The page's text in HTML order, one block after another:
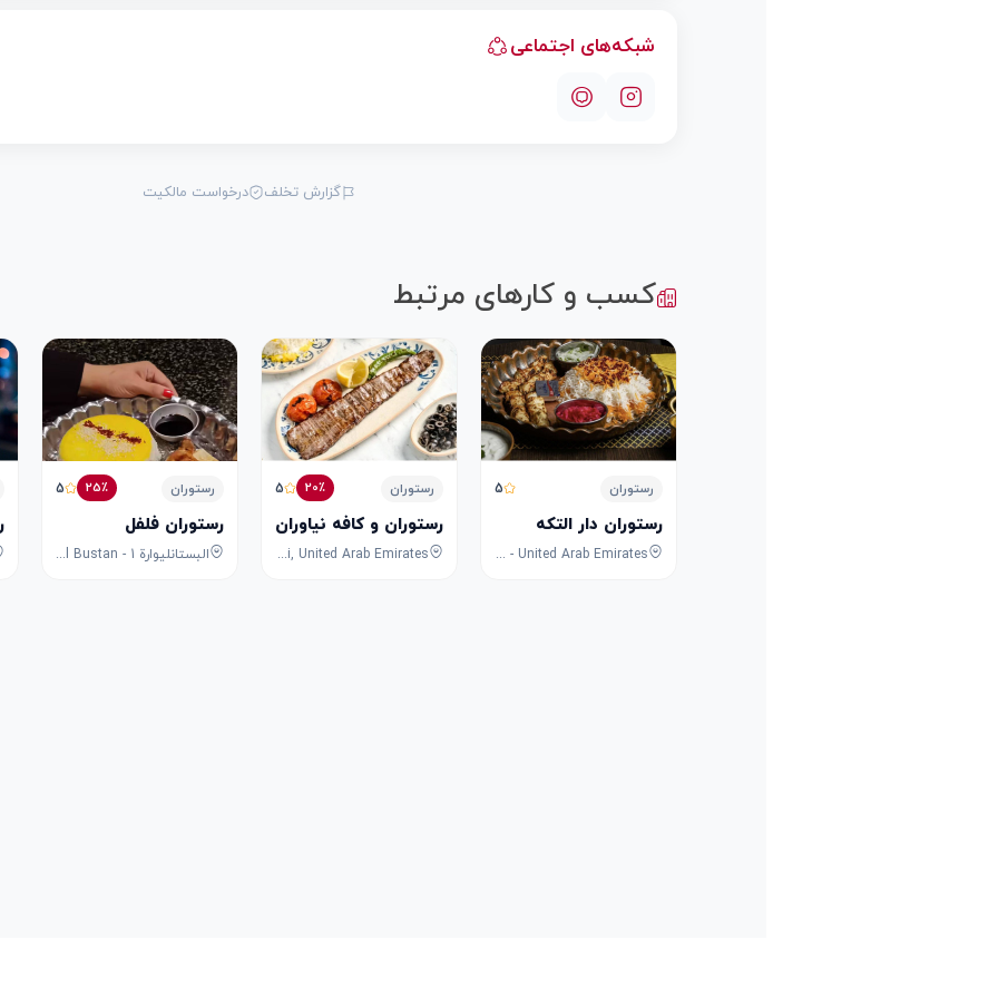
شبکه‌های اجتماعی
گزارش تخلف درخواست مالکیت
کسب و کارهای مرتبط
رستوران 5
رستوران دار التکه
8F53+FPG - University City Rd - Muwaileh Commercial - Industrial Area - Sharjah - United Arab Emirates
رستوران 20٪ 5
رستوران و کافه نیاوران
Shop G5, MM Towers, 6, Al Maktoum Road, Riggat Al Buteen, Deira, Dubai, Dubai, United Arab Emirates
رستوران 25٪ 5
رستوران فلفل
البستانليوارة 1 - Al Bustan - ليوارة 1 - Ajman - United Arab Emirates